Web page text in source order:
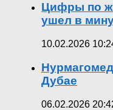
Цифры по
ушел в
10.02.2026
Дубае
06.02.2026